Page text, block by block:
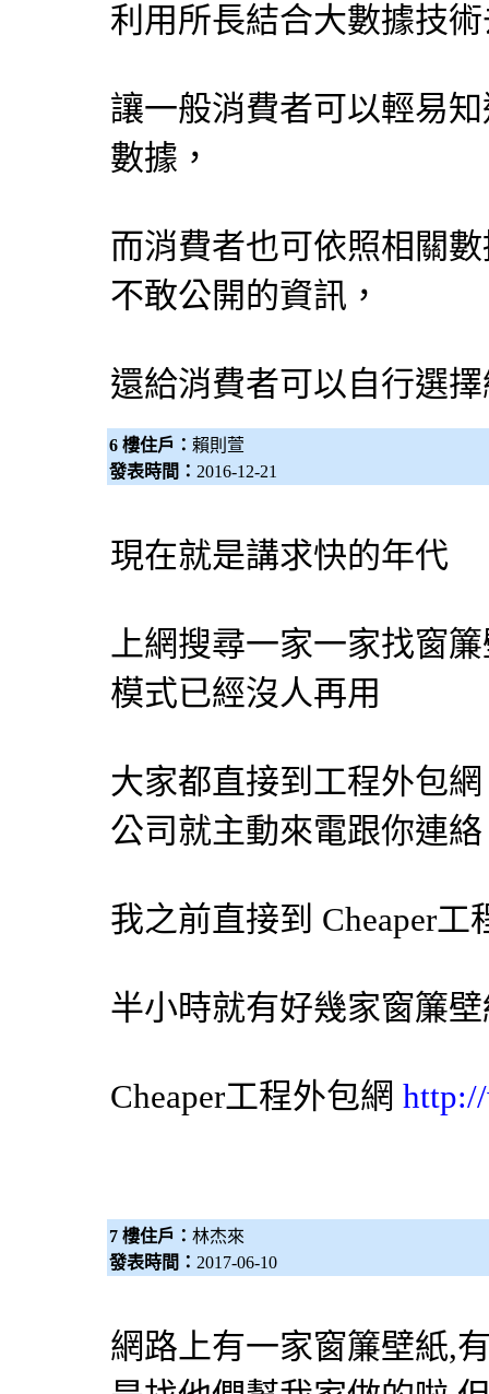
利用所長結合大數據技
讓一般消費者可以輕易
數據，
而消費者也可依照相關
不敢公開的資訊，
還給消費者可以自行選
6 樓住戶： 賴則萱
發表時間： 2016-12-21
現在就是講求快的年代
上網搜尋一家一家找窗簾
模式已經沒人再用
大家都直接到工程外包網
公司就主動來電跟你連絡
我之前直接到 Cheaper工
半小時就有好幾家窗簾
Cheaper工程外包網
7 樓住戶： 林杰來
發表時間： 2017-06-10
網路上有一家窗簾壁紙,